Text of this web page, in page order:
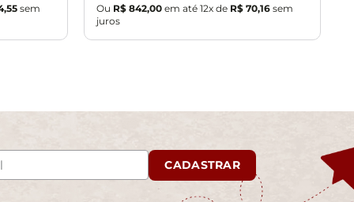
,55 sem
Ou R$ 842,00 em até 12x de R$ 70,16 sem
juros
CADASTRAR